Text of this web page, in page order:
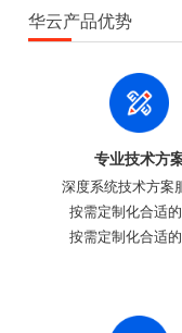
华云产品优势
专业技术方
深度系统技术方案
按需定制化合适
按需定制化合适